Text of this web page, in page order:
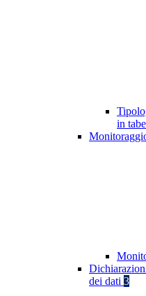
in
dei dati 3